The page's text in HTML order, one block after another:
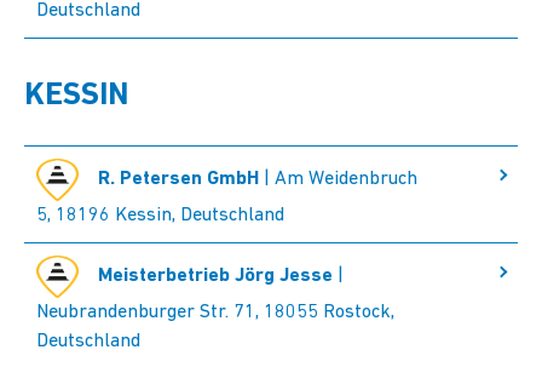
Deutschland
KESSIN
R. Petersen GmbH | Am Weidenbruch
5, 18196 Kessin, Deutschland
Meisterbetrieb Jörg Jesse
Neubrandenburger Str. 71, 18055 Rostock,
Deutschland